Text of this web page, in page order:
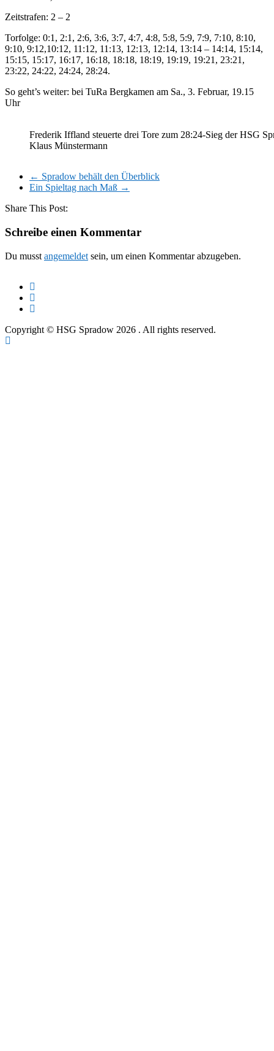
Zeitstrafen: 2 – 2
Torfolge: 0:1, 2:1, 2:6, 3:6, 3:7, 4:7, 4:8, 5:8, 5:9, 7:9, 7:10, 8:10,
9:10, 9:12,10:12, 11:12, 11:13, 12:13, 12:14, 13:14 – 14:14, 15:14,
15:15, 15:17, 16:17, 16:18, 18:18, 18:19, 19:19, 19:21, 23:21,
23:22, 24:22, 24:24, 28:24.
So geht’s weiter: bei TuRa Bergkamen am Sa., 3. Februar, 19.15
Uhr
Frederik Iffland steuerte drei Tore zum 28:24-Sieg der HSG
Klaus Münstermann
← Spradow behält den Überblick
Ein Spieltag nach Maß →
Share This Post:
Schreibe einen Kommentar
Du musst angemeldet sein, um einen Kommentar abzugeben.
Copyright © HSG Spradow 2026 . All rights reserved.